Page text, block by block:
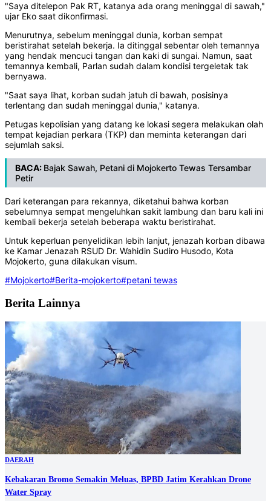
"Saya ditelepon Pak RT, katanya ada orang meninggal di sawah,"
ujar Eko saat dikonfirmasi.
Menurutnya, sebelum meninggal dunia, korban sempat
beristirahat setelah bekerja. Ia ditinggal sebentar oleh temannya
yang hendak mencuci tangan dan kaki di sungai. Namun, saat
temannya kembali, Parlan sudah dalam kondisi tergeletak tak
bernyawa.
"Saat saya lihat, korban sudah jatuh di bawah, posisinya
terlentang dan sudah meninggal dunia," katanya.
Petugas kepolisian yang datang ke lokasi segera melakukan olah
tempat kejadian perkara (TKP) dan meminta keterangan dari
sejumlah saksi.
BACA: Bajak Sawah, Petani di Mojokerto Tewas Tersambar
Petir
Dari keterangan para rekannya, diketahui bahwa korban
sebelumnya sempat mengeluhkan sakit lambung dan baru kali ini
kembali bekerja setelah beberapa waktu beristirahat.
Untuk keperluan penyelidikan lebih lanjut, jenazah korban dibawa
ke Kamar Jenazah RSUD Dr. Wahidin Sudiro Husodo, Kota
Mojokerto, guna dilakukan visum.
#Mojokerto#Berita-mojokerto#petani tewas
Berita Lainnya
DAERAH
Kebakaran Bromo Semakin Meluas, BPBD Jatim Kerahkan Drone
Water Spray